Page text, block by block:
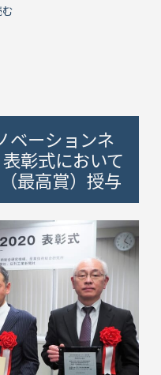
ベーションネ
彰式において
最高賞）授与